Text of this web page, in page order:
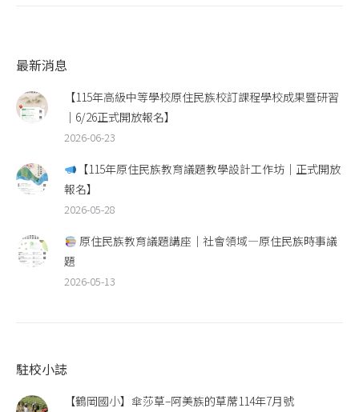
最新消息
【115年高級中等學校原住民族校訂課程學校成果暨研習
｜6/26正式開放報名】
2026-06-23
【115年原住民族教育議題教學設計工作坊｜正式開放
報名】
2026-05-28
原住民族教育議題講座｜社會領域—原住民族時事議
題
2026-05-13
駐校小誌
【鶴岡國小】傘莎草–阿美族的草蓆114年7月號